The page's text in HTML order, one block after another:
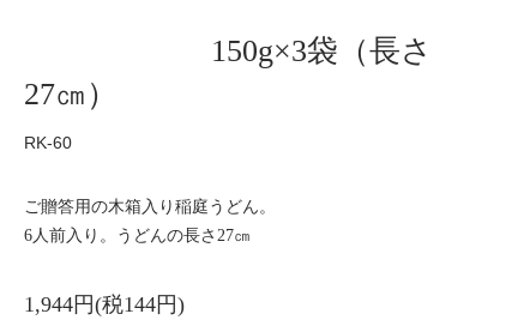
150g×3袋（長さ
27㎝）
RK-60
ご贈答用の木箱入り稲庭うどん。
6人前入り。うどんの長さ27㎝
1,944円(税144円)